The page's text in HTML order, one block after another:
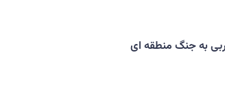
به جنگ منطقه ای